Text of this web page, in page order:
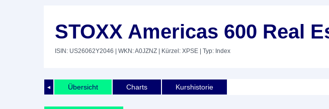
STOXX Americas 600 Real
ISIN: US26062Y2046 | WKN: A0JZNZ | Kürzel: XPSE | Typ: Index
◄ Übersicht Charts Kurshistorie